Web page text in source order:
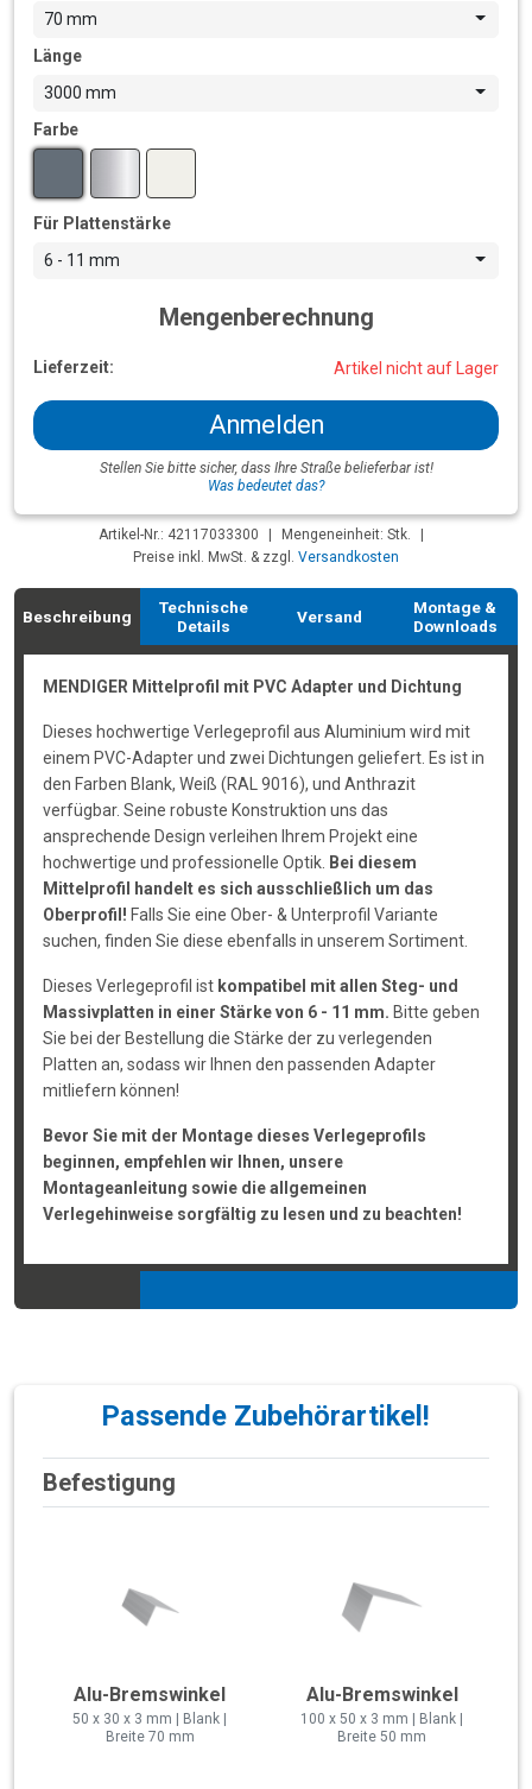
70 mm
Länge
3000 mm
Farbe
Für Plattenstärke
6 - 11 mm
Mengenberechnung
Lieferzeit: Artikel nicht auf Lager
Anmelden
Stellen Sie bitte sicher, dass Ihre Straße belieferbar ist!
Was bedeutet das?
Artikel-Nr.: 42117033300 | Mengeneinheit: Stk.
|
Preise inkl. MwSt. & zzgl. Versandkosten
Beschreibung
Technische
Details
Versand
Montage &
Downloads
MENDIGER Mittelprofil mit PVC Adapter und Dichtung
Dieses hochwertige Verlegeprofil aus Aluminium wird mit
einem PVC-Adapter und zwei Dichtungen geliefert. Es ist in
den Farben Blank, Weiß (RAL 9016), und Anthrazit
verfügbar. Seine robuste Konstruktion uns das
ansprechende Design verleihen Ihrem Projekt eine
hochwertige und professionelle Optik. Bei diesem
Mittelprofil handelt es sich ausschließlich um das
Oberprofil! Falls Sie eine Ober- & Unterprofil Variante
suchen, finden Sie diese ebenfalls in unserem Sortiment.
Dieses Verlegeprofil ist kompatibel mit allen Steg- und
Massivplatten in einer Stärke von 6 - 11 mm. Bitte geben
Sie bei der Bestellung die Stärke der zu verlegenden
Platten an, sodass wir Ihnen den passenden Adapter
mitliefern können!
Bevor Sie mit der Montage dieses Verlegeprofils
beginnen, empfehlen wir Ihnen, unsere
Montageanleitung sowie die allgemeinen
Verlegehinweise sorgfältig zu lesen und zu beachten!
Passende Zubehörartikel!
Befestigung
Alu-Bremswinkel
50 x 30 x 3 mm | Blank |
Breite 70 mm
Alu-Bremswinkel
100 x 50 x 3 mm | Blank |
Breite 50 mm